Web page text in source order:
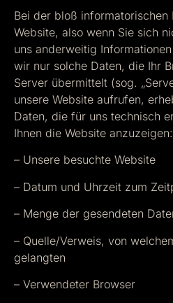
Bei der bloß informatorischen
Website, also wenn Sie sich
uns anderweitig
wir nur solche Daten, die Ihr
Server übermittelt (sog.
unsere Website aufrufen,
Daten, die für uns technisch
Ihnen die Website anzuzeigen:
– Unsere besuchte Website
– Datum und Uhrzeit zum
– Menge der gesendeten
– Quelle/Verweis, von
gelangten
– Verwendeter Browser